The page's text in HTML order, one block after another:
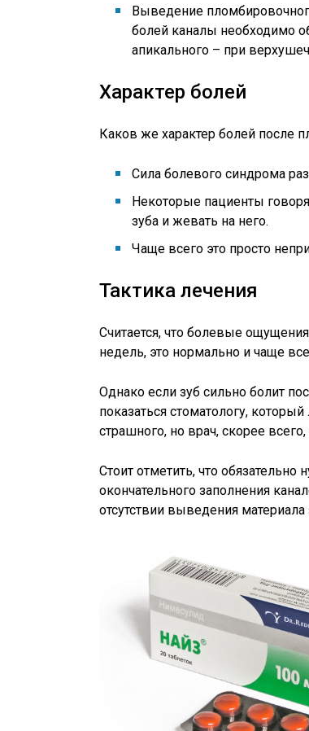
Выведение
болей каналы необходимо
апикального – при
Характер болей
Каков же характер болей после
Сила болевого синдрома
Некоторые пациенты
зуба и жевать на него.
Чаще всего это просто
Тактика лечения
Считается, что болевые
недель, это нормально и чаще
Однако если зуб сильно болит
показаться стоматологу,
страшного, но врач, скорее
Стоит отметить, что
окончательного заполнения
отсутствии выведения